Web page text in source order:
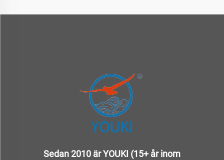
Sedan 2010 är YOUKI (15+ år inom